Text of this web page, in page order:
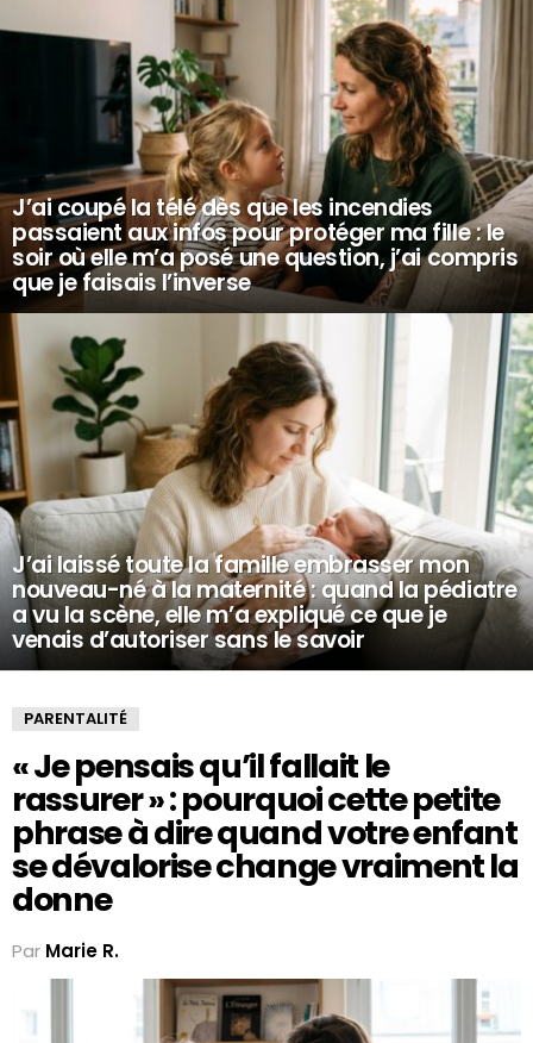
J’ai coupé la télé dès que les incendies
passaient aux infos pour protéger ma fille : le
soir où elle m’a posé une question, j’ai compris
que je faisais l’inverse
J’ai laissé toute la famille embrasser mon
nouveau-né à la maternité : quand la pédiatre
a vu la scène, elle m’a expliqué ce que je
venais d’autoriser sans le savoir
PARENTALITÉ
« Je pensais qu’il fallait le
rassurer » : pourquoi cette petite
phrase à dire quand votre enfant
se dévalorise change vraiment la
donne
Par Marie R.